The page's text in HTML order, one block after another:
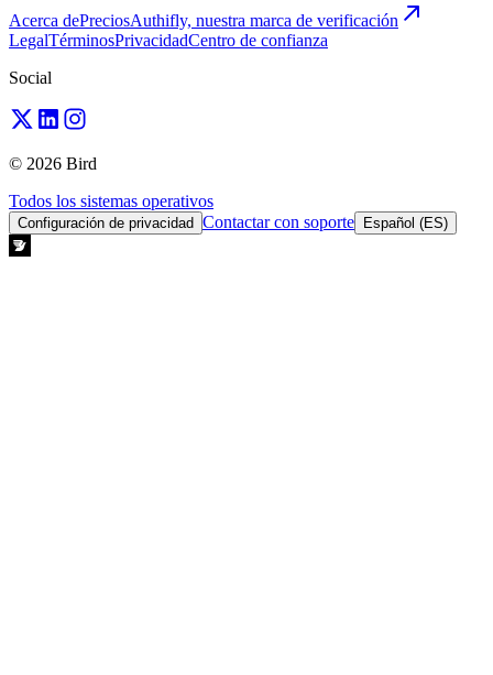
Acerca dePreciosAuthifly, nuestra marca de verificación
LegalTérminosPrivacidadCentro de confianza
Social
© 2026 Bird
Todos los sistemas operativos
Configuración de privacidad Contactar con soporte Español (ES)